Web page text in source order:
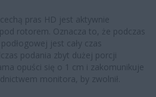
pras HD jest aktywnie
rotorem. Oznacza to, że podczas
jest cały czas
podania zbyt dużej porcji
opuści się o 1 cm i zakomunikuje
monitora, by zwolnił.